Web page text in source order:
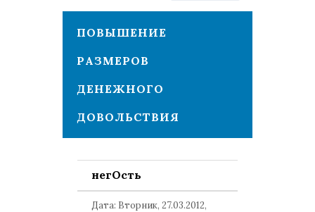
ПОВЫШЕНИЕ
РАЗМЕРОВ
ДЕНЕЖНОГО
ДОВОЛЬСТВИЯ
негОсть
Дата: Вторник, 27.03.2012,